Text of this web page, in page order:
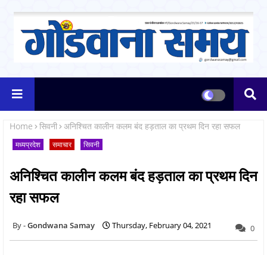
Home सिवनी अनिश्चित कालीन कलम बंद हड़ताल का प्रथम दिन रहा सफल
मध्यप्रदेश समाचार सिवनी
अनिश्चित कालीन कलम बंद हड़ताल का प्रथम दिन
रहा सफल
Gondwana Samay Thursday, February 04, 2021 0